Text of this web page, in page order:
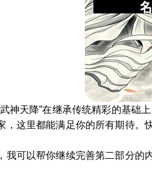
武神天降”在继承传统精彩的基础
，这里都能满足你的所有期待。
我可以帮你继续完善第二部分的